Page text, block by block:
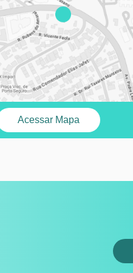
Acessar Mapa